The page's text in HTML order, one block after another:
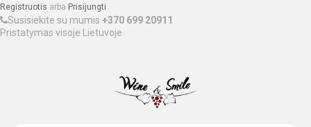
Registruotis arba Prisijungti
Susisiekite su mumis +370 699 20911
Pristatymas visoje Lietuvoje